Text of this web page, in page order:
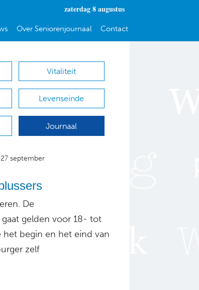
zaterdag 8 augustus
Over Seniorenjournaal Contact
Vitaliteit
Levenseinde
Journaal
september
De
gelden voor 18- tot
het begin en het eind van
zelf